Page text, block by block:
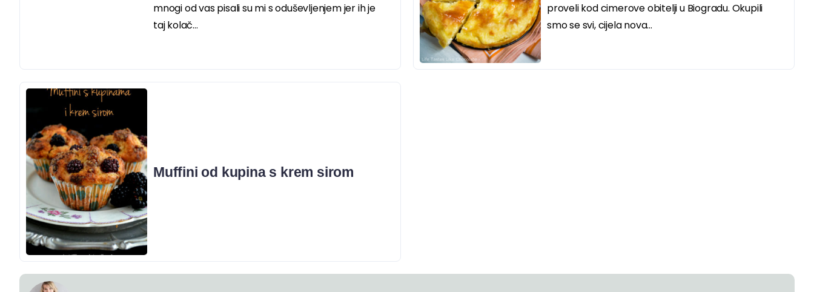
mnogi od vas pisali su mi s oduševljenjem jer ih je
taj kolač...
proveli kod cimerove obitelji u Biogradu. Okupili
smo se svi, cijela nova...
Muffini od kupina s krem sirom